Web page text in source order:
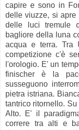
capire e sono in
delle viuzze, si apre
delle luci tremule
bagliore della luna
acqua e terra. Tra
competizione c'è
l'orologio. E' un
finischer è la
susseguono
pietra istriana.
tantrico ritornello.
Alto. E' il
correre tra alti e